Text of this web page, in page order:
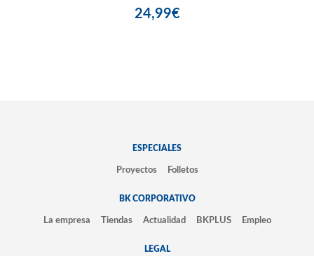
24,99€
ESPECIALES
Proyectos Folletos
BK CORPORATIVO
La empresa Tiendas Actualidad BKPLUS Empleo
LEGAL